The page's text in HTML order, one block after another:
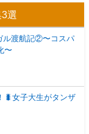
選
ル渡航記②〜コスパ
〜
🐛女子大生がタンザ